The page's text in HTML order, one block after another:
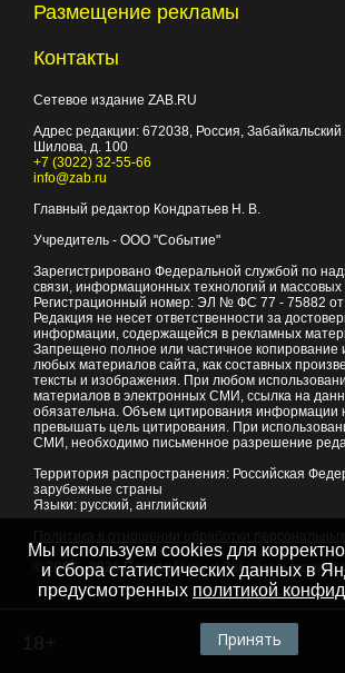
Размещение рекламы
Контакты
Сетевое издание ZAB.RU
Адрес редакции: 672038, Россия, Забайкальский
Шилова, д. 100
+7 (3022) 32-55-66
info@zab.ru
Главный редактор Кондратьев Н. В.
Учредитель - ООО "Событие"
Зарегистрировано Федеральной службой по
связи, информационных технологий и массовых
Регистрационный номер: ЭЛ № ФС 77 - 75882
Редакция не несет ответственности за
информации, содержащейся в рекламных
Запрещено полное или частичное копирование
любых материалов сайта, как составных
тексты и изображения. При любом
материалов в электронных СМИ, ссылка на
обязательна. Объем цитирования информации
превышать цель цитирования. При
СМИ, необходимо письменное разрешение
Территория распространения: Российская
зарубежные страны
Языки: русский, английский
© 2007 - 2026Портал Читы и Забайкальского
Мы используем cookies для
и сбора статистических данных в
предусмотренных политикой
Принять